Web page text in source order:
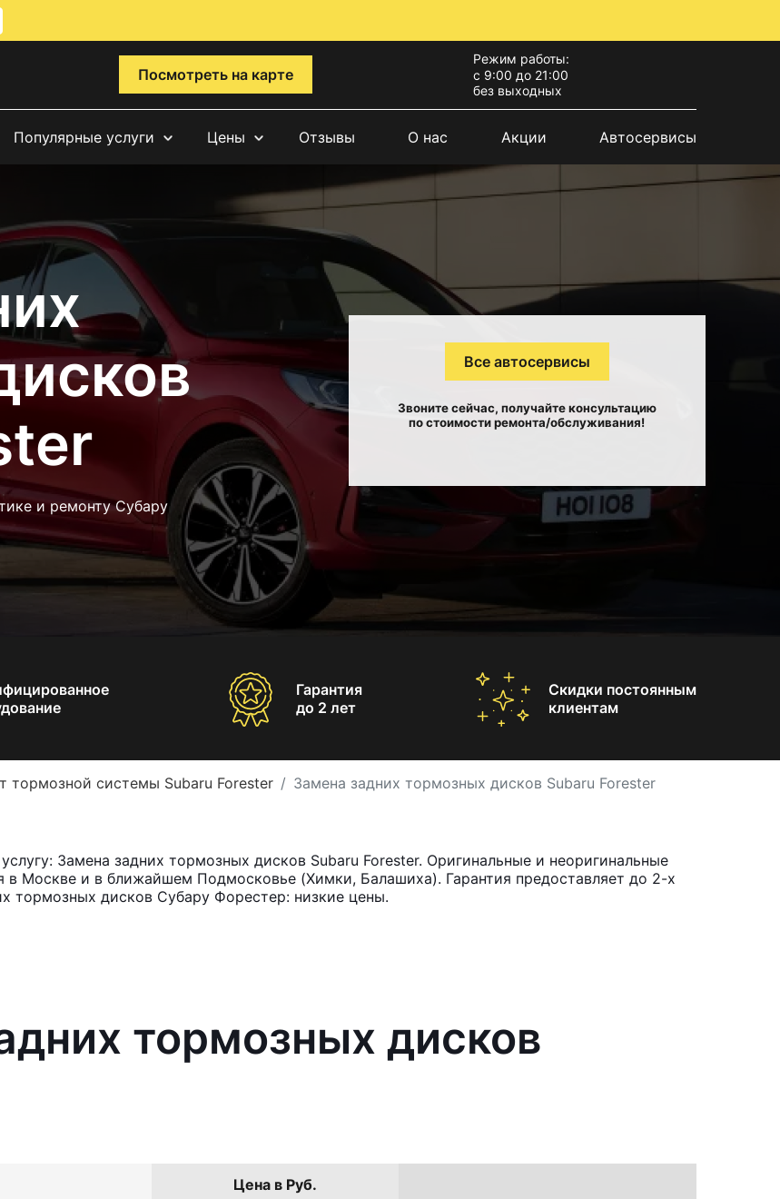
Посмотреть на карте
Режим работы:
с 9:00 до 21:00
без выходных
Популярные услуги Цены Отзывы О нас Акции Автосервисы
и ремонту Субару
Все автосервисы
Звоните сейчас, получайте консультацию
по стоимости ремонта/обслуживания!
Гарантия
до 2 лет
Скидки постоянным
клиентам
тормозной системы Subaru Forester Замена задних тормозных дисков Subaru Forester
Замена задних тормозных дисков Subaru Forester. Оригинальные и неоригинальные
в Москве и в ближайшем Подмосковье (Химки, Балашиха). Гарантия предоставляет до 2-х
тормозных дисков Субару Форестер: низкие цены.
тормозных дисков
Цена в Руб.